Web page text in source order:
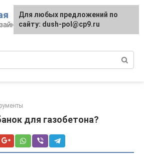
саноборудование,
для газобетона?
Для любых предложений по
сайту: dush-pol@cp9.ru